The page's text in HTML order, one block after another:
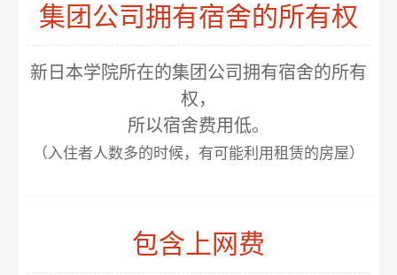
集团公司拥有宿舍的所有权
新日本学院所在的集团公司拥有宿舍的所有
权，
所以宿舍费用低。
（入住者人数多的时候，有可能利用租赁的房屋）
包含上网费